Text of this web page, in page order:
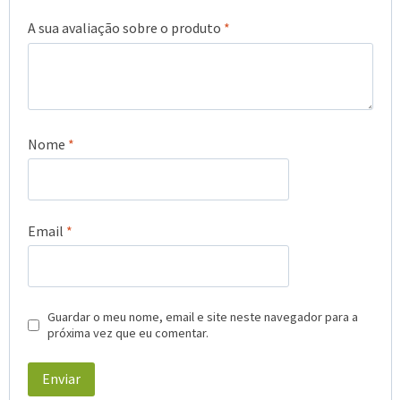
A sua avaliação sobre o produto *
Nome *
Email *
Guardar o meu nome, email e site neste navegador para a
próxima vez que eu comentar.